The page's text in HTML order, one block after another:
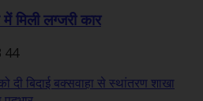
मिली लग्जरी कार
44